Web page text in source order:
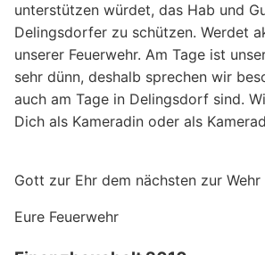
unterstützen würdet, das Hab und
Delingsdorfer zu schützen. Werdet
unserer Feuerwehr. Am Tage ist
sehr dünn, deshalb sprechen wir
auch am Tage in Delingsdorf sind.
Dich als Kameradin oder als
Gott zur Ehr dem nächsten zur Wehr
Eure Feuerwehr